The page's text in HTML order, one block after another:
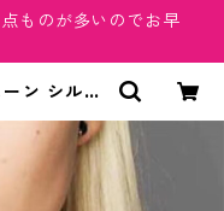
ものが多いのでお早
ン シルバ
にふぇーで